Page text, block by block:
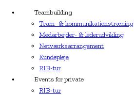
Teambuilding
Team- & kommunikationstræning
Medarbejder- & lederudvikling
Netværksarrangement
Kundepleje
RIB-tur
Events for private
RIB-tur